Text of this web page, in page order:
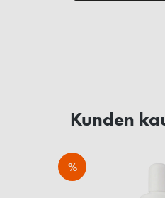
Kunden
%